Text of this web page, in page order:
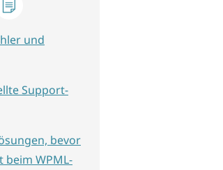
und
Support-
bevor
beim WPML-